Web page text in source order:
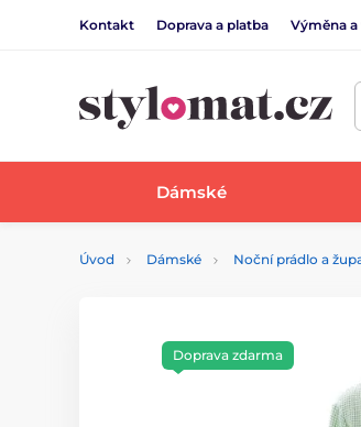
Kontakt Doprava a platba Výměna a
Dámské
Úvod Dámské Noční prádlo a
Doprava zdarma